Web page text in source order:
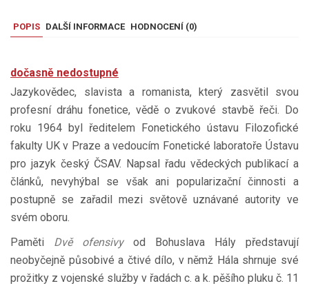
POPIS DALŠÍ INFORMACE HODNOCENÍ (0)
dočasně nedostupné
Jazykovědec, slavista a romanista, který zasvětil svou
profesní dráhu fonetice, vědě o zvukové stavbě řeči. Do
roku 1964 byl ředitelem Fonetického ústavu Filozofické
fakulty UK v Praze a vedoucím Fonetické laboratoře Ústavu
pro jazyk český ČSAV. Napsal řadu vědeckých publikací a
článků, nevyhýbal se však ani popularizační činnosti a
postupně se zařadil mezi světově uznávané autority ve
svém oboru.
Paměti Dvě ofensivyod Bohuslava Hály představují
neobyčejně působivé a čtivé dílo, v němž Hála shrnuje své
prožitky z vojenské služby v řadách c. a k. pěšího pluku č. 11